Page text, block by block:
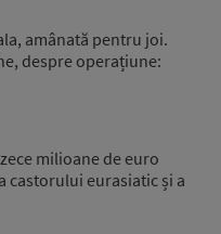
amânată pentru joi.
despre operațiune:
milioane de euro
eurasiatic și a